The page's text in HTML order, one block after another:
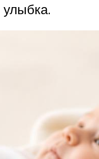
улыбка.